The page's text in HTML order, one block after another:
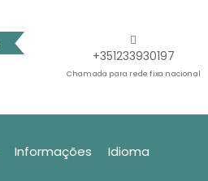
+351233930197
Chamada para rede fixa nacional
Informações Idioma